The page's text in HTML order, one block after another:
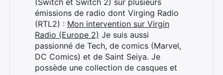
émissions de radio dont Virging Radio
(RTL2) : Mon intervention sur Virgin
Radio (Europe 2) Je suis aussi
passionné de Tech, de comics (Marvel,
DC Comics) et de Saint Seiya. Je
possède une collection de casques et